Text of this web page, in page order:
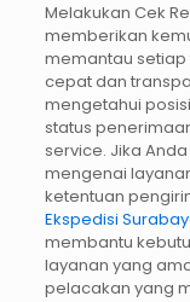
Melakukan Cek
memberikan
memantau
cepat dan
mengetahui
status
service. Jika
mengenai
ketentuan
Ekspedisi
membantu
layanan yang
pelacakan yang